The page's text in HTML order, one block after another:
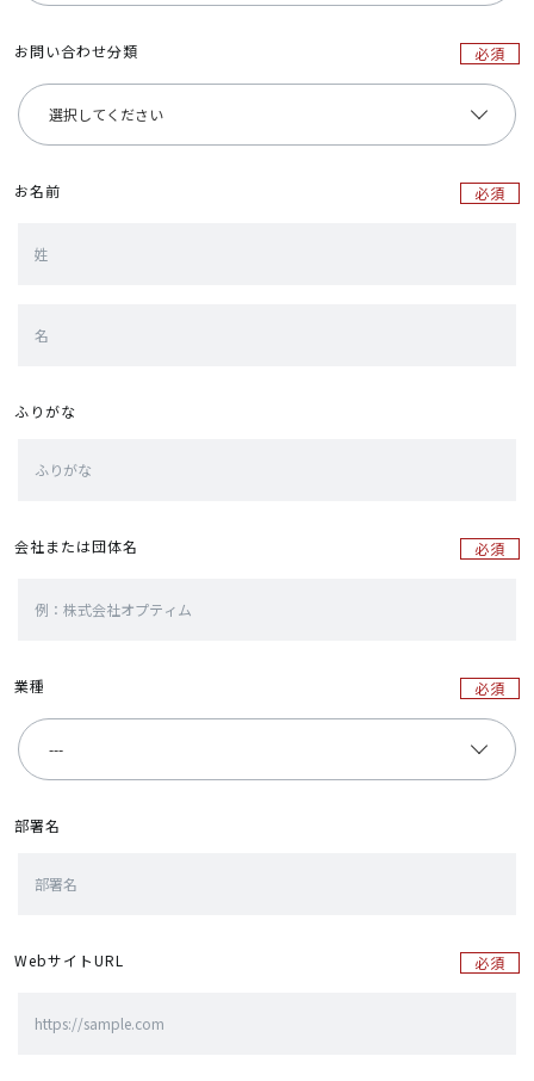
お問い合わせ分類 必須
お名前 必須
ふりがな
会社または団体名 必須
業種 必須
部署名
WebサイトURL 必須